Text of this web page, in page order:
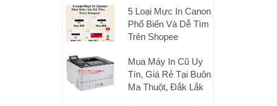
5 Loại Mực In Canon
Phổ Biến Và Dễ Tìm
Trên Shopee
Mua Máy In Cũ Uy
Tín, Giá Rẻ Tại Buôn
Ma Thuột, Đắk Lắk